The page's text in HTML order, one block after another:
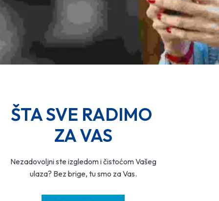
ŠTA SVE RADIMO
ZA VAS
Nezadovoljni ste izgledom i čistoćom Vašeg
ulaza? Bez brige, tu smo za Vas.